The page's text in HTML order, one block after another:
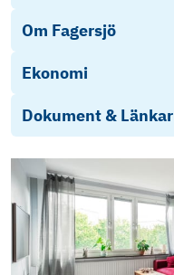
Om Fagersjö
Ekonomi
Dokument & Länkar
Objektsbeskrivning